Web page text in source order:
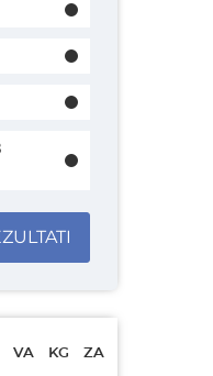
VA KG ZA